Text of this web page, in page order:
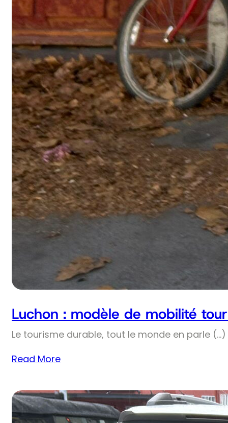
Luchon : modèle de mobilité
Le tourisme durable, tout le monde en parle
Read More